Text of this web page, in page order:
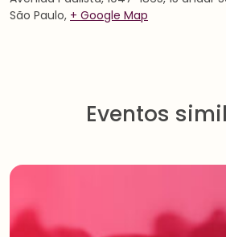
São Paulo, + Google Map
Eventos